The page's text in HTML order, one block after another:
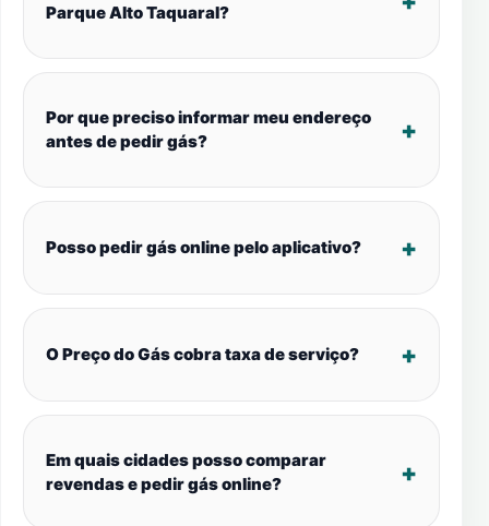
Parque Alto Taquaral?
Por que preciso informar meu endereço
antes de pedir gás?
Posso pedir gás online pelo aplicativo?
O Preço do Gás cobra taxa de serviço?
Em quais cidades posso comparar
revendas e pedir gás online?